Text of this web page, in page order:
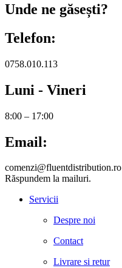
Unde ne găsești?
Telefon:
0758.010.113
Luni - Vineri
8:00 – 17:00
Email:
comenzi@fluentdistribution.ro
Răspundem la mailuri.
Servicii
Despre noi
Contact
Livrare si retur